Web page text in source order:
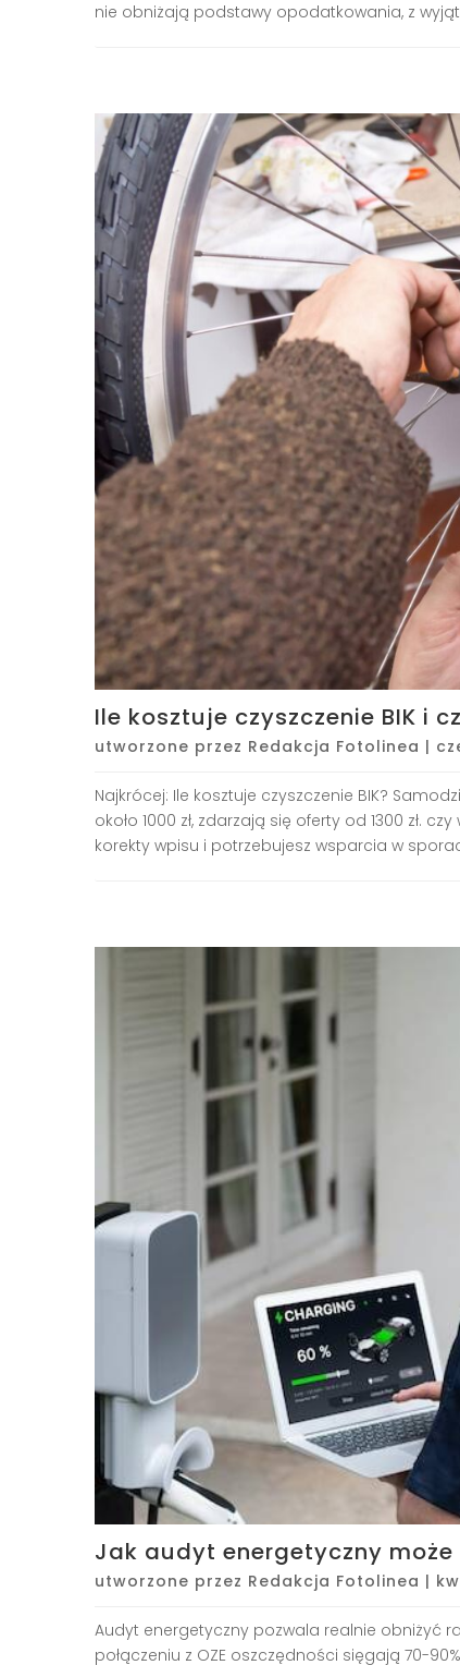
nie obniżają podstawy opodatkowania, z
Ile kosztuje czyszczenie BIK i
utworzone przez Redakcja Fotolinea |
Najkrócej: Ile kosztuje czyszczenie BIK?
około 1000 zł, zdarzają się oferty od 1300 zł.
korekty wpisu i potrzebujesz wsparcia w
Jak audyt energetyczny
utworzone przez Redakcja Fotolinea |
Audyt energetyczny pozwala realnie obniżyć
połączeniu z OZE oszczędności sięgają 70-